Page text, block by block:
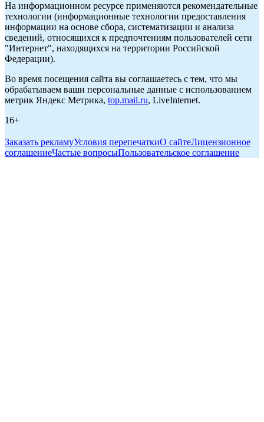
На информационном ресурсе применяются рекомендательные
технологии (информационные технологии предоставления
информации на основе сбора, систематизации и анализа
сведений, относящихся к предпочтениям пользователей сети
"Интернет", находящихся на территории Российской
Федерации).
Во время посещения сайта вы соглашаетесь с тем, что мы
обрабатываем ваши персональные данные с использованием
метрик Яндекс Метрика, top.mail.ru, LiveInternet.
16+
Заказать рекламуУсловия перепечаткиО сайтеЛицензионное
соглашениеЧастые вопросыПользовательское соглашение